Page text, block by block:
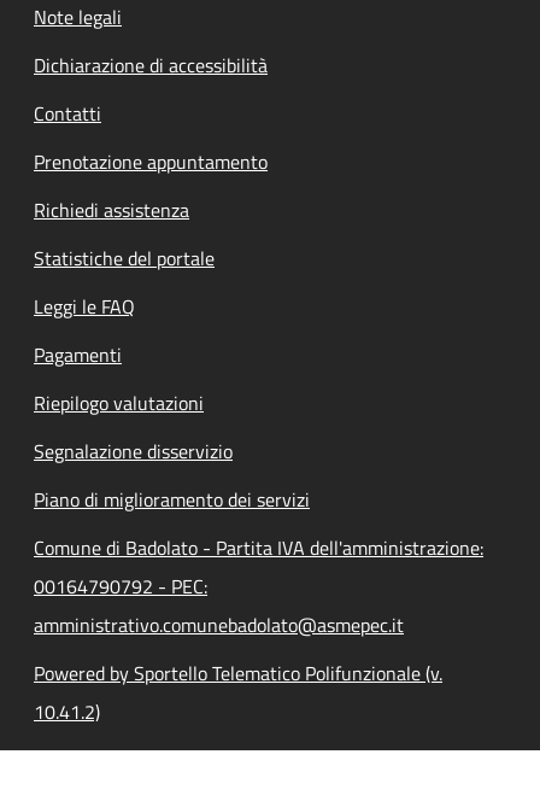
Note legali
Dichiarazione di accessibilità
Contatti
Prenotazione appuntamento
Richiedi assistenza
Statistiche del portale
Leggi le FAQ
Pagamenti
Riepilogo valutazioni
Segnalazione disservizio
Piano di miglioramento dei servizi
Comune di Badolato - Partita IVA dell'amministrazione:
00164790792 - PEC:
amministrativo.comunebadolato@asmepec.it
Powered by Sportello Telematico Polifunzionale (v.
10.41.2)